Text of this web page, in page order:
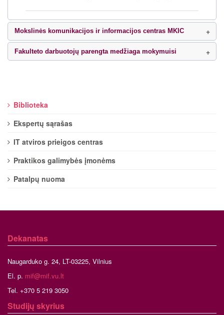
Mokslinės komunikacijos ir informacijos centras MKIC
Fakulteto darbuotojų parengta medžiaga mokymuisi
Biblioteka
Ekspertų sąrašas
IT atviros prieigos centras
Praktikos galimybės įmonėms
Patalpų nuoma
Dekanatas
Naugarduko g. 24, LT-03225, Vilnius
El. p. mif@mif.vu.lt
Tel. +370 5 219 3050
Studijų skyrius